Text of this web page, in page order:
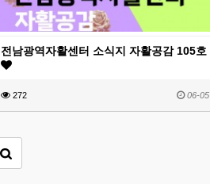
전남광역자활센터 소식지 자활공감 105호
272 06-05